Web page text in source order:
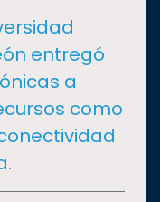
entregó
a
como